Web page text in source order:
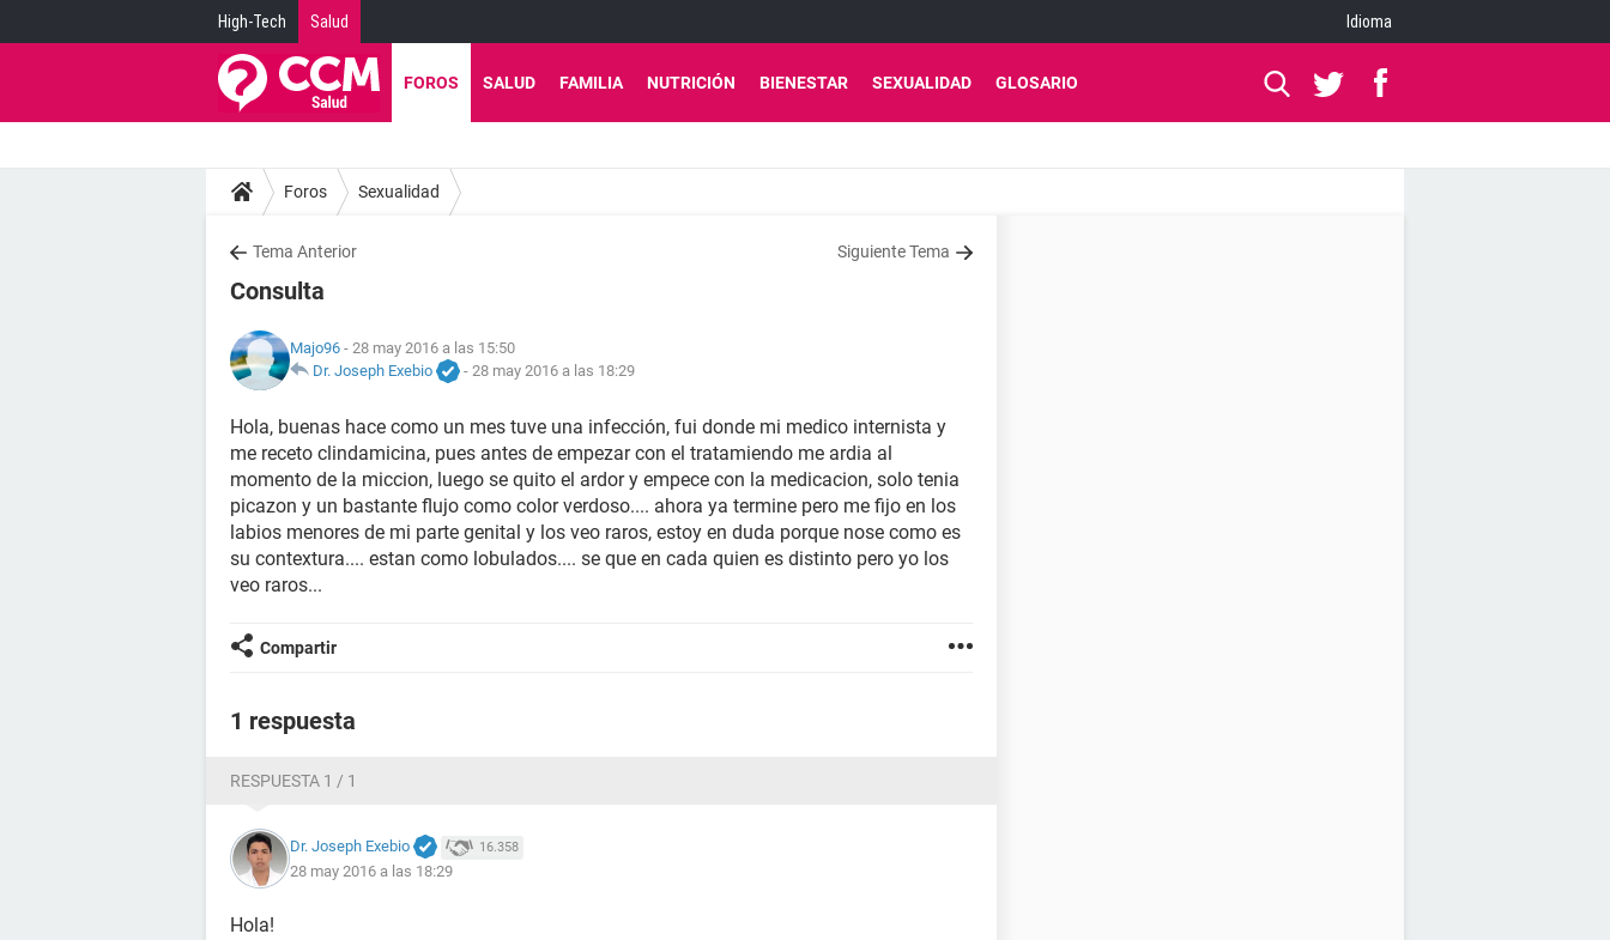
High-Tech Salud Idioma
FOROS SALUD FAMILIA NUTRICIÓN BIENESTAR SEXUALIDAD GLOSARIO
Foros Sexualidad
Tema Anterior Siguiente Tema
Consulta
Majo96 - 28 may 2016 a las 15:50
Dr. Joseph Exebio
- 28 may 2016 a las 18:29
Hola, buenas hace como un mes tuve una infección, fui donde mi medico internista y
me receto clindamicina, pues antes de empezar con el tratamiendo me ardia al
momento de la miccion, luego se quito el ardor y empece con la medicacion, solo tenia
picazon y un bastante flujo como color verdoso.... ahora ya termine pero me fijo en los
labios menores de mi parte genital y los veo raros, estoy en duda porque nose como es
su contextura.... estan como lobulados.... se que en cada quien es distinto pero yo los
veo raros...
Compartir
1 respuesta
RESPUESTA 1 / 1
Dr. Joseph Exebio 16.358
28 may 2016 a las 18:29
Hola!